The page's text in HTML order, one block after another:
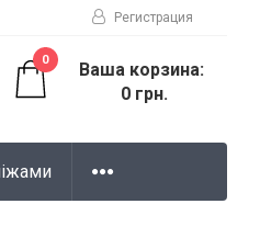
Регистрация
0
Ваша корзина:
0 грн.